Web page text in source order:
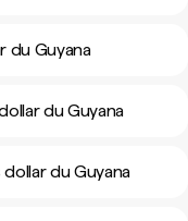
du Guyana
du Guyana
du Guyana